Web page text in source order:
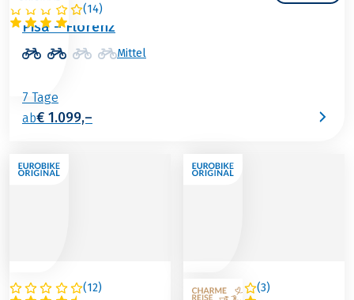
(14)
ITALIEN
Pisa – Florenz
Mittel
7 Tage
ab€ 1.099,–
(12)
ITALIEN (3)
ITALIEN